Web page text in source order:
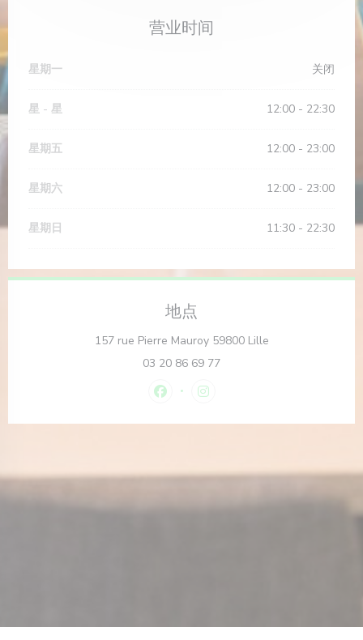
营业时间
星期一 关闭
星 - 星 12:00 - 22:30
星期五 12:00 - 23:00
星期六 12:00 - 23:00
星期日 11:30 - 22:30
地点
157 rue Pierre Mauroy 59800 Lille((在新窗口中打开))
03 20 86 69 77
Facebook ((在新窗口中打开))
Instagram ((在新窗口中打